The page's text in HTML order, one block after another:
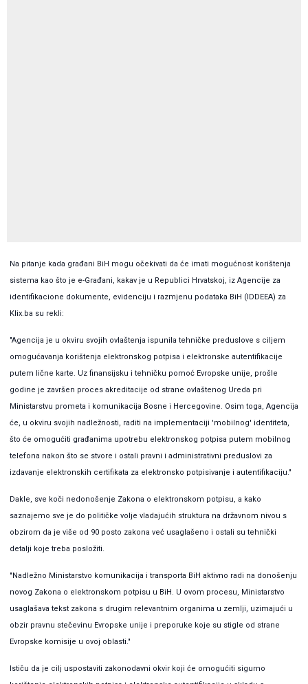
Na pitanje kada građani BiH mogu očekivati da će imati mogućnost korištenja
sistema kao što je e-Građani, kakav je u Republici Hrvatskoj, iz Agencije za
identifikacione dokumente, evidenciju i razmjenu podataka BiH (IDDEEA) za
Klix.ba su rekli:
"Agencija je u okviru svojih ovlaštenja ispunila tehničke preduslove s ciljem
omogućavanja korištenja elektronskog potpisa i elektronske autentifikacije
putem lične karte. Uz finansijsku i tehničku pomoć Evropske unije, prošle
godine je završen proces akreditacije od strane ovlaštenog Ureda pri
Ministarstvu prometa i komunikacija Bosne i Hercegovine. Osim toga, Agencija
će, u okviru svojih nadležnosti, raditi na implementaciji 'mobilnog' identiteta,
što će omogućiti građanima upotrebu elektronskog potpisa putem mobilnog
telefona nakon što se stvore i ostali pravni i administrativni preduslovi za
izdavanje elektronskih certifikata za elektronsko potpisivanje i autentifikaciju."
Dakle, sve koči nedonošenje Zakona o elektronskom potpisu, a kako
saznajemo sve je do političke volje vladajućih struktura na državnom nivou s
obzirom da je više od 90 posto zakona već usaglašeno i ostali su tehnički
detalji koje treba posložiti.
"Nadležno Ministarstvo komunikacija i transporta BiH aktivno radi na donošenju
novog Zakona o elektronskom potpisu u BiH. U ovom procesu, Ministarstvo
usaglašava tekst zakona s drugim relevantnim organima u zemlji, uzimajući u
obzir pravnu stečevinu Evropske unije i preporuke koje su stigle od strane
Evropske komisije u ovoj oblasti."
Ističu da je cilj uspostaviti zakonodavni okvir koji će omogućiti sigurno